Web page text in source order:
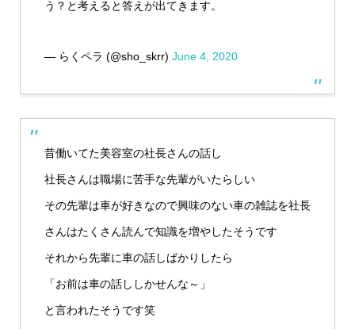
う？と考えると答えが出てきます。
— らくペラ (@sho_skrr) June 4, 2020
昔働いてた美容室の社長さんの話し
社長さんは職場に苦手な先輩がいたらしい
その先輩は車が好きなので興味のない車の雑誌を社長
さんはたくさん読んで知識を増やしたそうです
それから先輩に車の話しばかりしたら
「お前は車の話ししかせんな～」
と言われたそうです笑